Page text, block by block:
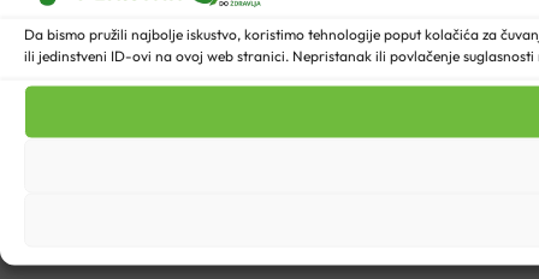
Da bismo pružili najbolje iskustvo, koristimo tehnologije poput kolačića za
ili jedinstveni ID-ovi na ovoj web stranici. Nepristanak ili povlačenje